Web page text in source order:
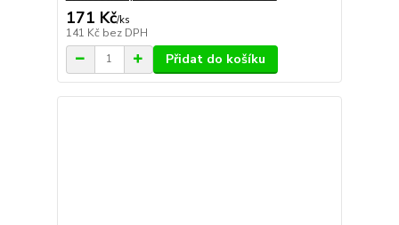
171 Kč/ks
141 Kč bez DPH
Přidat do košíku